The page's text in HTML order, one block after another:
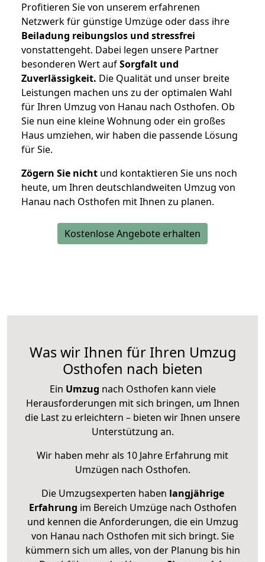
Profitieren Sie von unserem erfahrenen
Netzwerk für günstige Umzüge oder dass ihre
Beiladung reibungslos und stressfrei
vonstattengeht. Dabei legen unsere Partner
besonderen Wert aufSorgfalt und
Zuverlässigkeit. Die Qualität und unser breite
Leistungen machen uns zu der optimalen Wahl
für Ihren Umzug von Hanau nach Osthofen. Ob
Sie nun eine kleine Wohnung oder ein großes
Haus umziehen, wir haben die passende Lösung
für Sie.
Zögern Sie nicht und kontaktieren Sie uns noch
heute, um Ihren deutschlandweiten Umzug von
Hanau nach Osthofen mit Ihnen zu planen.
Kostenlose Angebote erhalten
Was wir Ihnen für Ihren Umzug
Osthofen nach bieten
Ein Umzug nach Osthofen kann viele
Herausforderungen mit sich bringen, um Ihnen
die Last zu erleichtern – bieten wir Ihnen unsere
Unterstützung an.
Wir haben mehr als 10 Jahre Erfahrung mit
Umzügen nach Osthofen.
Die Umzugsexperten haben langjährige
Erfahrung im Bereich Umzüge nach Osthofen
und kennen die Anforderungen, die ein Umzug
von Hanau nach Osthofen mit sich bringt. Sie
kümmern sich um alles, von der Planung bis hin